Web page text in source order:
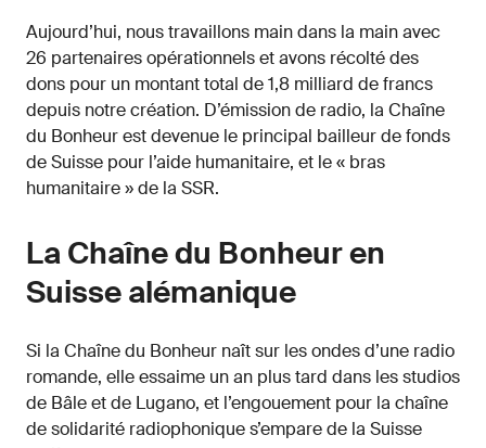
Aujourd’hui, nous travaillons main dans la main avec
26 partenaires opérationnels et avons récolté des
dons pour un montant total de 1,8 milliard de francs
depuis notre création. D’émission de radio, la Chaîne
du Bonheur est devenue le principal bailleur de fonds
de Suisse pour l’aide humanitaire, et le « bras
humanitaire » de la SSR.
La Chaîne du Bonheur en
Suisse alémanique
Si la Chaîne du Bonheur naît sur les ondes d’une radio
romande, elle essaime un an plus tard dans les studios
de Bâle et de Lugano, et l’engouement pour la chaîne
de solidarité radiophonique s’empare de la Suisse